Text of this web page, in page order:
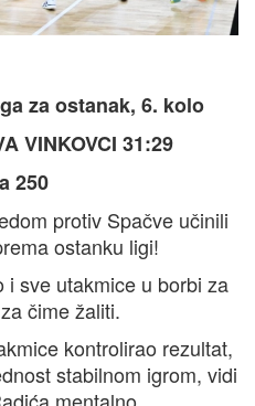
za ostanak, 6. kolo
VINKOVCI 31:29
250
protiv Spačve učinili
ostanku ligi!
i sve utakmice u borbi za
čime žaliti.
kontrolirao rezultat,
stabilnom igrom, vidi
mentalno